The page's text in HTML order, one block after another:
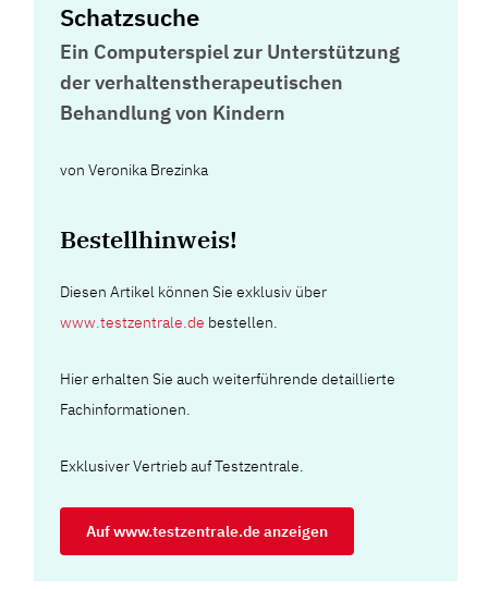
Schatzsuche
Ein Computerspiel zur Unterstützung
der verhaltenstherapeutischen
Behandlung von Kindern
vonVeronika Brezinka
Bestellhinweis!
Diesen Artikel können Sie exklusiv über
www.testzentrale.de bestellen.
Hier erhalten Sie auch weiterführende detaillierte
Fachinformationen.
Exklusiver Vertrieb auf Testzentrale.
Auf www.testzentrale.de anzeigen